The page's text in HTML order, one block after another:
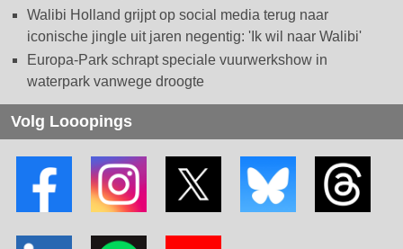
Walibi Holland grijpt op social media terug naar
iconische jingle uit jaren negentig: 'Ik wil naar Walibi'
Europa-Park schrapt speciale vuurwerkshow in
waterpark vanwege droogte
Volg Looopings